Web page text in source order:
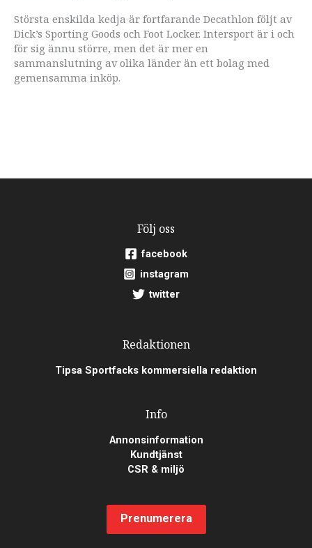
Största enskilda kedja är fortfarande Decathlon följt av
Dick’s Sporting Goods och Foot Locker. Intersport är i och
för sig ännu större, men det är mer en
sammanslutning av olika länder än ett bolag med
gemensamma inköp.
Följ oss
facebook
instagram
twitter
Redaktionen
Tipsa Sportfacks kommersiella redaktion
Info
Annonsinformation
Kundtjänst
CSR & miljö
Prenumerera